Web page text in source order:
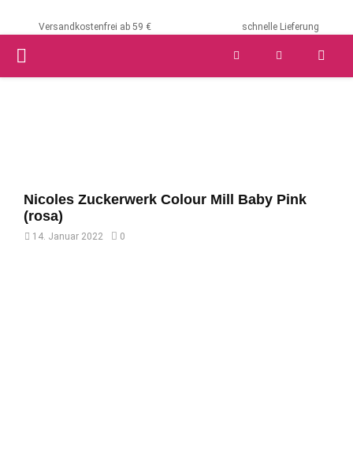
Versandkostenfrei ab 59 € schnelle Lieferung
PRIMARY
Nicoles Zuckerwerk Colour Mill Baby Pink
(rosa)
14. Januar 2022 0